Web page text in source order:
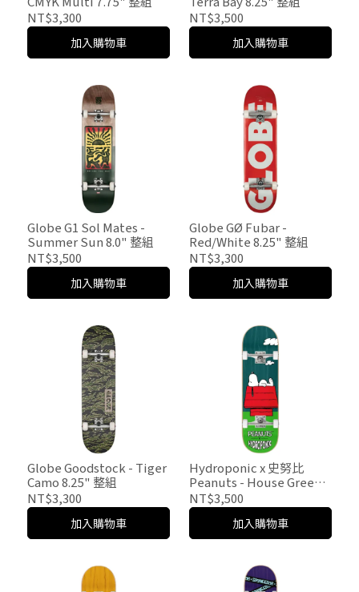
NT$3,300
加入購物車
NT$3,500
加入購物車
Globe G1 Sol Mates -
Summer Sun 8.0" 整組
NT$3,500
加入購物車
Globe GØ Fubar -
Red/White 8.25" 整組
NT$3,300
加入購物車
Globe Goodstock - Tiger
Camo 8.25" 整組
NT$3,300
加入購物車
Hydroponic x 史努比
Peanuts - House Green
8.125" 整組
NT$3,500
加入購物車